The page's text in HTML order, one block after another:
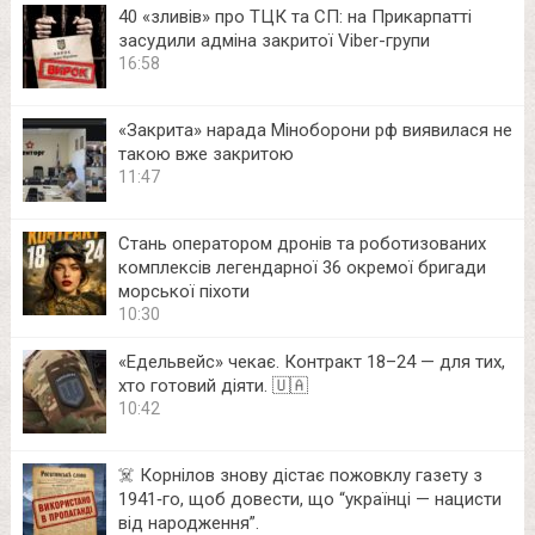
40 «зливів» про ТЦК та СП: на Прикарпатті
засудили адміна закритої Viber-групи
16:58
«Закрита» нарада Міноборони рф виявилася не
такою вже закритою
11:47
Стань оператором дронів та роботизованих
комплексів легендарної 36 окремої бригади
морської піхоти
10:30
«Едельвейс» чекає. Контракт 18–24 — для тих,
хто готовий діяти. 🇺🇦
10:42
☠️ Корнілов знову дістає пожовклу газету з
1941‑го, щоб довести, що “українці — нацисти
від народження”.